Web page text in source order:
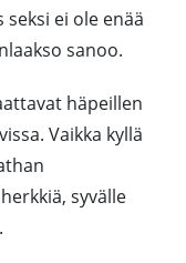
ei ole enää
sanoo.
häpeillen
Vaikka kyllä
syvälle